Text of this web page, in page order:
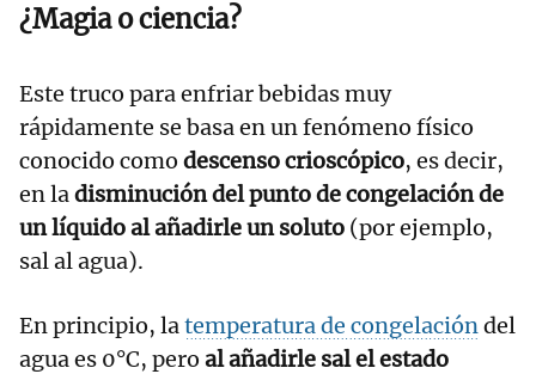
¿Magia o ciencia?
Este truco para enfriar bebidas muy
rápidamente se basa en un fenómeno físico
conocido como descenso crioscópico, es decir,
en ladisminución del punto de congelación de
un líquido al añadirle un soluto (por ejemplo,
sal al agua).
En principio, latemperatura de congelacióndel
agua es 0°C, pero al añadirle sal el estado